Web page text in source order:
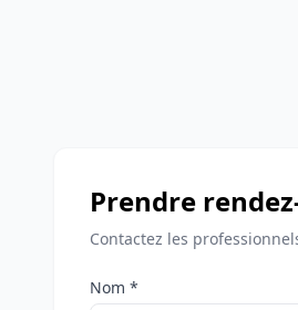
Prendre
Contactez les
Nom *